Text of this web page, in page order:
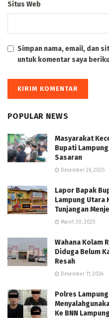
Situs Web
Simpan nama, email, dan
untuk komentar saya
POPULAR NEWS
Masyarakat
Bupati
Sasaran
Desember 26, 2025
Lapor Bapak
Lampung Utara
Tunjangan
Maret 30, 2025
Wahana Kolam
Diduga Belum
Resah
Desember 11, 2024
Polres
Ke BNN Lampung